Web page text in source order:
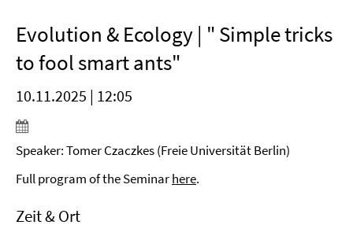
Evolution & Ecology | " Simple tricks
to fool smart ants"
10.11.2025 | 12:05
Speaker: Tomer Czaczkes (Freie Universität Berlin)
Full program of the Seminarhere.
Zeit & Ort